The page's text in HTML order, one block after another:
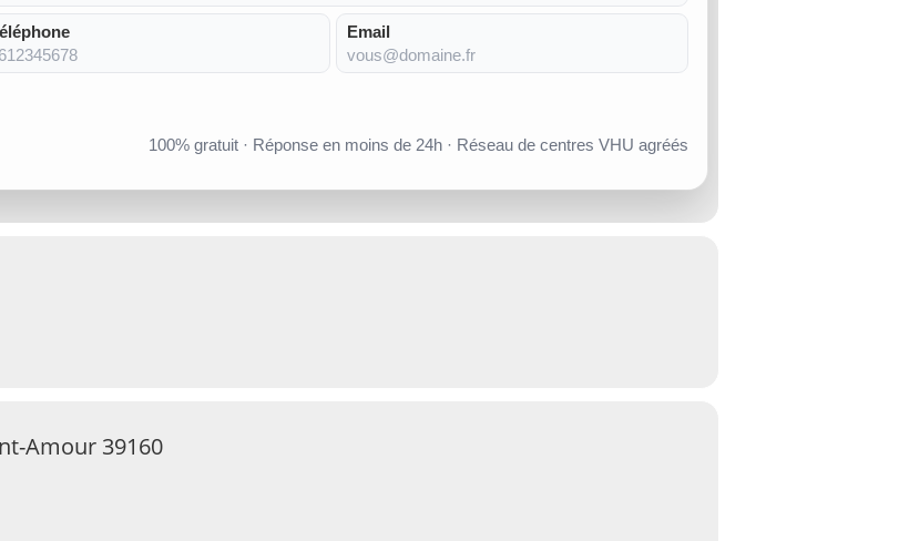
Email
100% gratuit · Réponse en moins de 24h · Réseau de centres VHU agréés
Amour 39160